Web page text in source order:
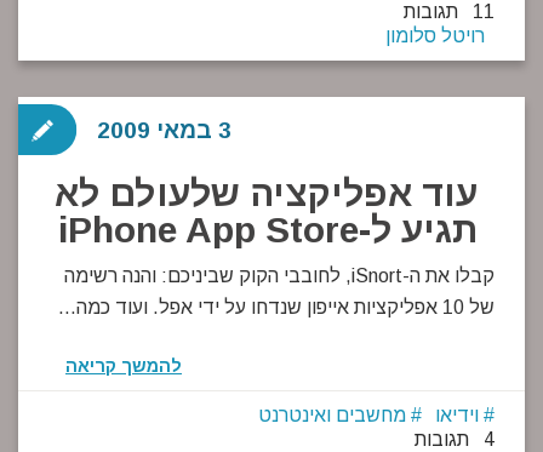
11 תגובות
רויטל סלומון
עוד אפליקציה שלעולם לא
תגיע ל-iPhone App Store
קבלו את ה-iSnort, לחובבי הקוק שביניכם: והנה רשימה
של 10 אפליקציות אייפון שנדחו על ידי אפל. ועוד כמה…
להמשך קריאה
3 במאי 2009
וידיאו
מחשבים ואינטרנט
4 תגובות